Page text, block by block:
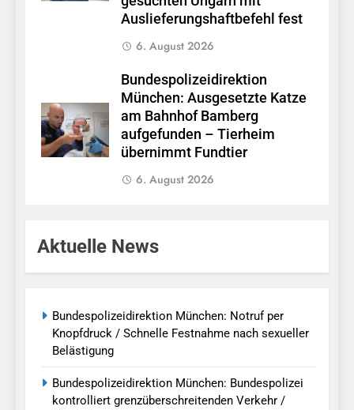
Auslieferungshaftbefehl fest
6. August 2026
Bundespolizeidirektion
München: Ausgesetzte Katze
am Bahnhof Bamberg
aufgefunden – Tierheim
übernimmt Fundtier
6. August 2026
Aktuelle News
Bundespolizeidirektion München: Notruf per
Knopfdruck / Schnelle Festnahme nach sexueller
Belästigung
Bundespolizeidirektion München: Bundespolizei
kontrolliert grenzüberschreitenden Verkehr /